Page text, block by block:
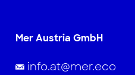
Mer Austria GmbH
info.at@mer.eco